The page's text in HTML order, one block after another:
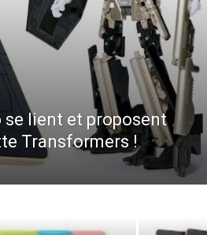
se lient et proposent
Transformers !